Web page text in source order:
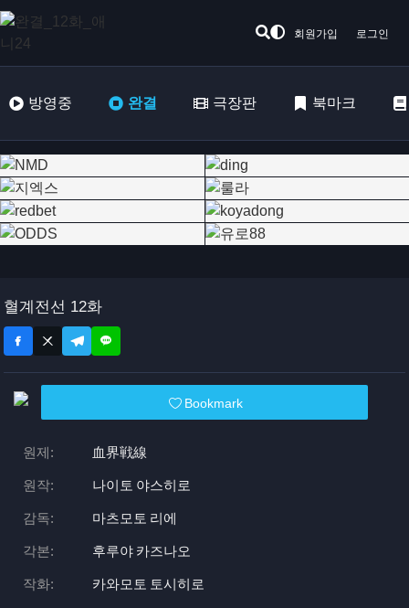
회원가입 로그인
방영중 완결 극장판 북마크
혈계전선 12화
Bookmark
원제: 血界戦線
원작: 나이토 야스히로
감독: 마츠모토 리에
각본: 후루야 카즈나오
작화: 카와모토 토시히로